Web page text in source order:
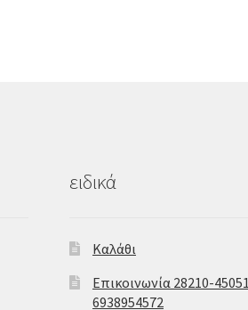
ειδικά
Καλάθι
Επικοινωνία 28210-
6938954572